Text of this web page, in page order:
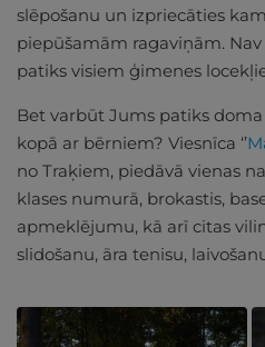
slēpošanu un izpriecāties
piepūšamām ragaviņām.
patiks visiem ģimenes
Bet varbūt Jums patiks
kopā ar bērniem? Viesnīca ‘’
no Traķiem, piedāvā vienas
klases numurā, brokastis,
apmeklējumu, kā arī citas
slidošanu, āra tenisu,